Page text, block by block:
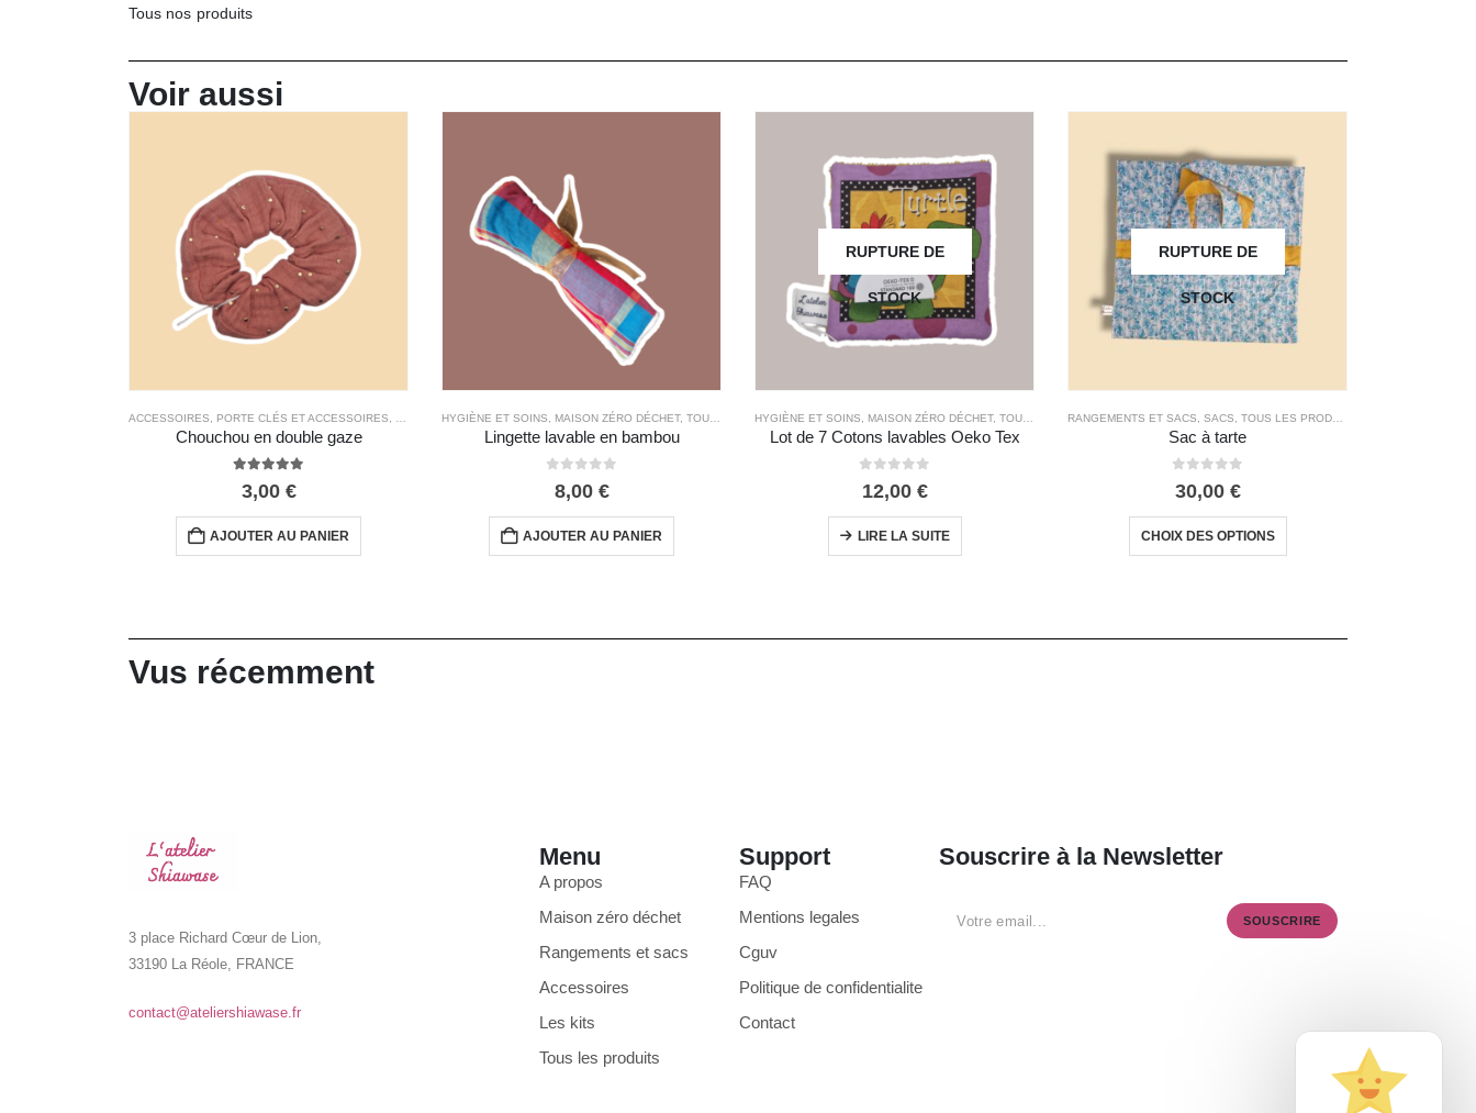
Tous nos produits
Voir aussi
ACCESSOIRES, PORTE CLÉS ET ACCESSOIRES, TOUS LES PRODUITS
Chouchou en double gaze
3,00 €
AJOUTER AU PANIER
HYGIÈNE ET SOINS, MAISON ZÉRO DÉCHET, TOUS LES PRODUITS
Lingette lavable en bambou
8,00 €
AJOUTER AU PANIER
RUPTURE DE
STOCK
HYGIÈNE ET SOINS, MAISON ZÉRO DÉCHET, TOUS LES PRODUITS
Lot de 7 Cotons lavables Oeko Tex
12,00 €
LIRE LA SUITE
RUPTURE DE
STOCK
RANGEMENTS ET SACS, SACS, TOUS LES PRODUITS
Sac à tarte
30,00 €
CHOIX DES OPTIONS
Vus récemment
3 place Richard Cœur de Lion,
33190 La Réole, FRANCE
contact@ateliershiawase.fr
Menu
A propos
Maison zéro déchet
Rangements et sacs
Accessoires
Les kits
Tous les produits
Support
FAQ
Mentions legales
Cguv
Politique de confidentialite
Contact
Souscrire à la Newsletter
SOUSCRIRE